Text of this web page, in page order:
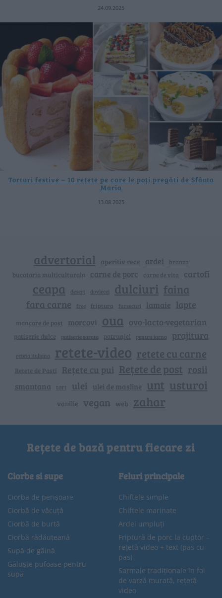
24.09.2025
Torturi festive – 10 rețete pe care le poți pregăti de Sfânta
Maria
13.08.2025
advertorial aperitiv rece ardei branza
bucataria multiculturala carne de porc carne de vita cartofi
ceapa desert dovlecei dulciuri faina
fara carne free friptura fursecuri lamaie lapte
mancare de post morcovi oua ovo-lacto-vegetarian
patiserie dulce patiserie sarata patrunjel pentru iarna prajitura
reteta italiana retete-video retete cu carne
Retete de Pasti Rețete cu pui Rețete de post rosii
smantana tort ulei ulei de masline unt usturoi
vanilie vegan web zahar
Rețete de bază pentru fiecare zi
Ciorbe si supe
Ciorba de perișoare
Ciorbă de văcuță
Ciorbă de burtă
Ciorbă rădăuțeană
Supă de găină
Găluște pufoase pentru
supă
Feluri principale
Chiftele simple
Chiftele marinate
Ardei umpluți
Friptură de porc la cuptor –
rețetă video + text (pas cu
pas)
Sarmale tradiționale în foi
de varză murată, rețetă
video